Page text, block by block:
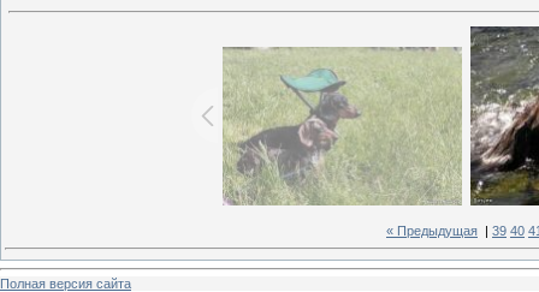
« Предыдущая | 39 40
Полная версия сайта